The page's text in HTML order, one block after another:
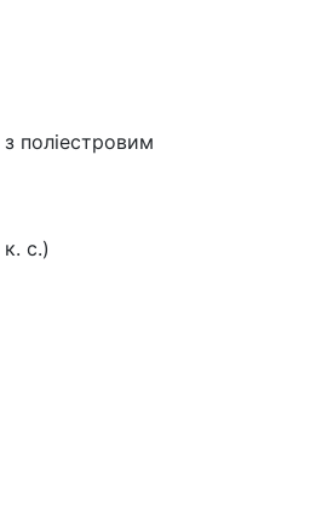
поліестровим
с.)